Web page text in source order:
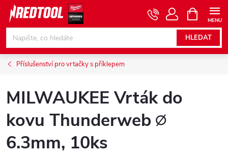
Přejít
obsah
HLEDAT
NÁKUPNÍ
KOŠÍK
Příslušenství pro vrtačky s příklepem
MILWAUKEE Vrták do
kovu Thunderweb ∅
6.3mm, 10ks